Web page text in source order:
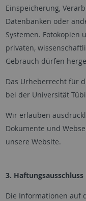
Einspeicherung,
Datenbanken oder
Systemen. Fotokopien
privaten,
Gebrauch dürfen
Das Urheberrecht für
bei der Universität
Wir erlauben
Dokumente und
unsere Website.
3. Haftungsausschluss
Die Informationen auf